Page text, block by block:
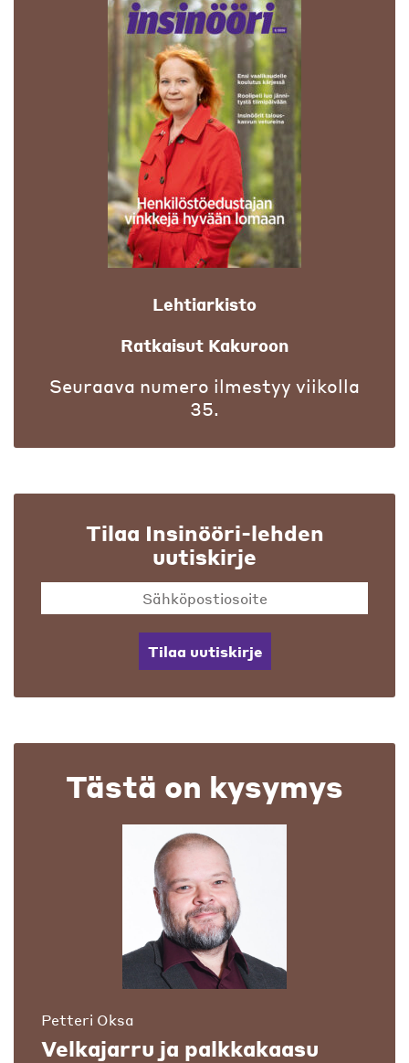
Lehtiarkisto
Ratkaisut Kakuroon
Seuraava numero ilmestyy viikolla
35.
Tilaa Insinööri-lehden
uutiskirje
Tilaa uutiskirje
Tästä on kysymys
Petteri Oksa
Velkajarru ja palkkakaasu